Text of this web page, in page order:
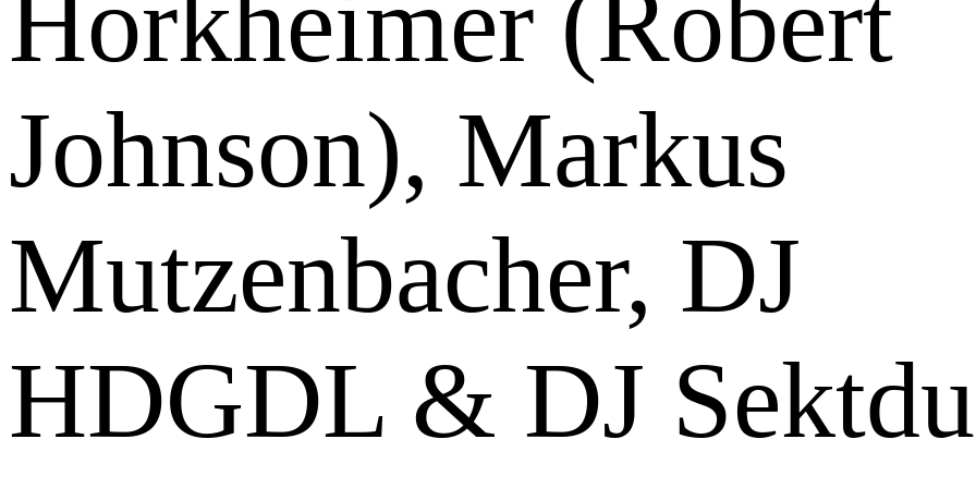
Horkheimer (Robert
Johnson), Markus
Mutzenbacher, DJ
HDGDL & DJ